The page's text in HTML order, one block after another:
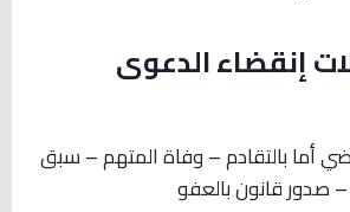
إنقضاء الدعوى
أما بالتقادم – وفاة المتهم – سبق
قانون بالعفو